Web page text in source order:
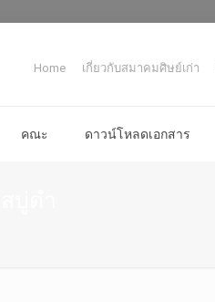
คณะ ดาวน์โหลดเอกสาร
Home เกี่ยวกับสมาคมศิษย์เก่า